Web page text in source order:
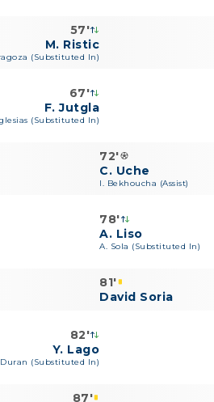
57'
M. Ristic
(Substituted In)
67'
F. Jutgla
(Substituted In)
72'
C. Uche
I. Bekhoucha (Assist)
78'
A. Liso
A. Sola (Substituted In)
81'
David Soria
82'
Y. Lago
Duran (Substituted In)
87'